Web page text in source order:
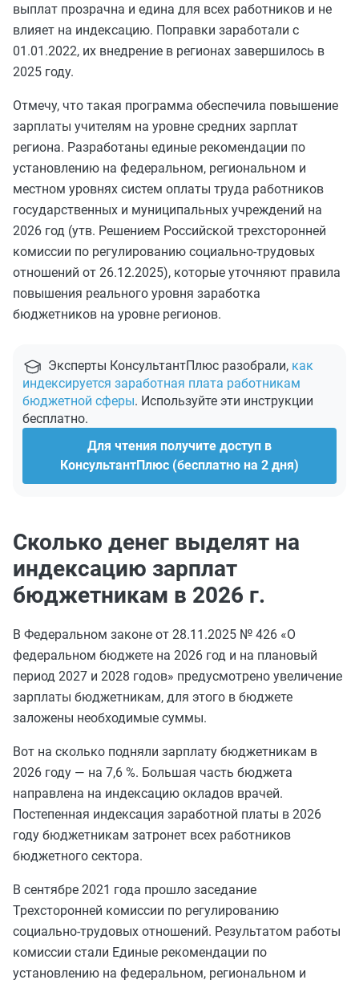
выплат прозрачна и едина для всех работников и не
влияет на индексацию. Поправки заработали с
01.01.2022, их внедрение в регионах завершилось в
2025 году.
Отмечу, что такая программа обеспечила повышение
зарплаты учителям на уровне средних зарплат
региона. Разработаны единые рекомендации по
установлению на федеральном, региональном и
местном уровнях систем оплаты труда работников
государственных и муниципальных учреждений на
2026 год (утв. Решением Российской трехсторонней
комиссии по регулированию социально-трудовых
отношений от 26.12.2025), которые уточняют правила
повышения реального уровня заработка
бюджетников на уровне регионов.
Эксперты КонсультантПлюс разобрали, как
индексируется заработная плата работникам
бюджетной сферы. Используйте эти инструкции
бесплатно.
Для чтения получите доступ в
КонсультантПлюс (бесплатно на 2 дня)
Сколько денег выделят на
индексацию зарплат
бюджетникам в 2026 г.
В Федеральном законе от 28.11.2025 № 426 «О
федеральном бюджете на 2026 год и на плановый
период 2027 и 2028 годов» предусмотрено увеличение
зарплаты бюджетникам, для этого в бюджете
заложены необходимые суммы.
Вот на сколько подняли зарплату бюджетникам в
2026 году — на 7,6 %. Большая часть бюджета
направлена на индексацию окладов врачей.
Постепенная индексация заработной платы в 2026
году бюджетникам затронет всех работников
бюджетного сектора.
В сентябре 2021 года прошло заседание
Трехсторонней комиссии по регулированию
социально-трудовых отношений. Результатом работы
комиссии стали Единые рекомендации по
установлению на федеральном, региональном и